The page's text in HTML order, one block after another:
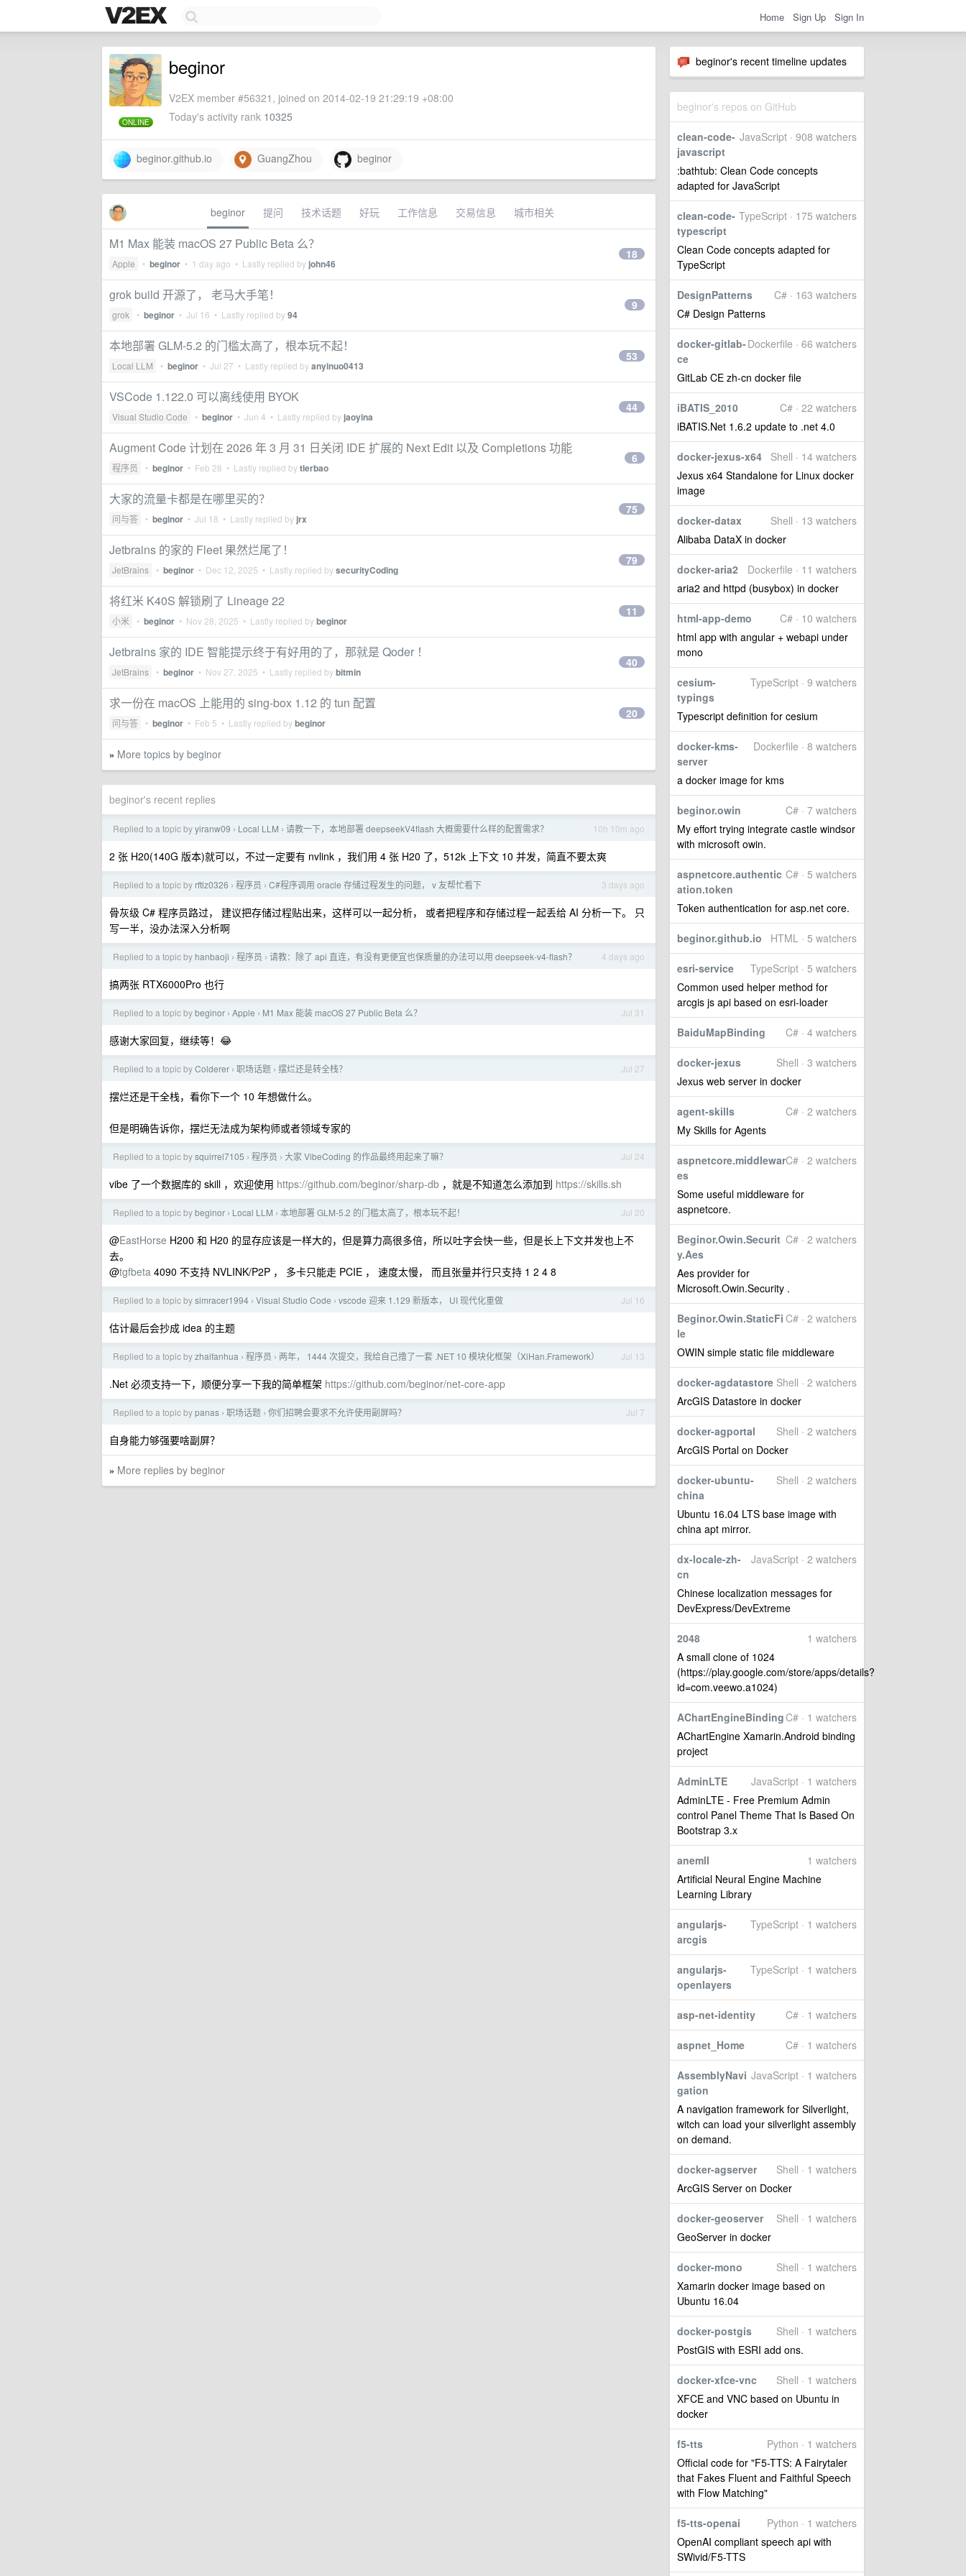
Home Sign Up Sign In
beginor's recent timeline updates
beginor's repos on GitHub
JavaScript · 908 watchers
clean-code-
javascript
:bathtub: Clean Code concepts
adapted for JavaScript
TypeScript · 175 watchers
clean-code-
typescript
Clean Code concepts adapted for
TypeScript
C# · 163 watchers
DesignPatterns
C# Design Patterns
Dockerfile · 66 watchers
docker-gitlab-
ce
GitLab CE zh-cn docker file
C# · 22 watchers
iBATIS_2010
iBATIS.Net 1.6.2 update to .net 4.0
Shell · 14 watchers
docker-jexus-x64
Jexus x64 Standalone for Linux docker
image
Shell · 13 watchers
docker-datax
Alibaba DataX in docker
Dockerfile · 11 watchers
docker-aria2
aria2 and httpd (busybox) in docker
C# · 10 watchers
html-app-demo
html app with angular + webapi under
mono
TypeScript · 9 watchers
cesium-
typings
Typescript definition for cesium
Dockerfile · 8 watchers
docker-kms-
server
a docker image for kms
C# · 7 watchers
beginor.owin
My effort trying integrate castle windsor
with microsoft owin.
C# · 5 watchers
aspnetcore.authentic
ation.token
Token authentication for asp.net core.
HTML · 5 watchers
beginor.github.io
TypeScript · 5 watchers
esri-service
Common used helper method for
arcgis js api based on esri-loader
C# · 4 watchers
BaiduMapBinding
Shell · 3 watchers
docker-jexus
Jexus web server in docker
C# · 2 watchers
agent-skills
My Skills for Agents
C# · 2 watchers
aspnetcore.middlewar
es
Some useful middleware for
aspnetcore.
C# · 2 watchers
Beginor.Owin.Securit
y.Aes
Aes provider for
Microsoft.Owin.Security .
C# · 2 watchers
Beginor.Owin.StaticFi
le
OWIN simple static file middleware
Shell · 2 watchers
docker-agdatastore
ArcGIS Datastore in docker
Shell · 2 watchers
docker-agportal
ArcGIS Portal on Docker
Shell · 2 watchers
docker-ubuntu-
china
Ubuntu 16.04 LTS base image with
china apt mirror.
JavaScript · 2 watchers
dx-locale-zh-
cn
Chinese localization messages for
DevExpress/DevExtreme
1 watchers
2048
A small clone of 1024
(https://play.google.com/store/apps/details?
id=com.veewo.a1024)
C# · 1 watchers
AChartEngineBinding
AChartEngine Xamarin.Android binding
project
JavaScript · 1 watchers
AdminLTE
AdminLTE - Free Premium Admin
control Panel Theme That Is Based On
Bootstrap 3.x
1 watchers
anemll
Artificial Neural Engine Machine
Learning Library
TypeScript · 1 watchers
angularjs-
arcgis
TypeScript · 1 watchers
angularjs-
openlayers
C# · 1 watchers
asp-net-identity
C# · 1 watchers
aspnet_Home
JavaScript · 1 watchers
AssemblyNavi
gation
A navigation framework for Silverlight,
witch can load your silverlight assembly
on demand.
Shell · 1 watchers
docker-agserver
ArcGIS Server on Docker
Shell · 1 watchers
docker-geoserver
GeoServer in docker
Shell · 1 watchers
docker-mono
Xamarin docker image based on
Ubuntu 16.04
Shell · 1 watchers
docker-postgis
PostGIS with ESRI add ons.
Shell · 1 watchers
docker-xfce-vnc
XFCE and VNC based on Ubuntu in
docker
Python · 1 watchers
f5-tts
Official code for "F5-TTS: A Fairytaler
that Fakes Fluent and Faithful Speech
with Flow Matching"
Python · 1 watchers
f5-tts-openai
OpenAI compliant speech api with
SWivid/F5-TTS
ONLINE
beginor
V2EX member #56321, joined on 2014-02-19 21:29:19 +08:00
Today's activity rank 10325
beginor.github.io GuangZhou beginor
beginor 提问 技术话题 好玩 工作信息 交易信息 城市相关
M1 Max 能装 macOS 27 Public Beta 么？
Apple • beginor • 1 day ago • Lastly replied by john46
18
grok build 开源了， 老马大手笔！
grok • beginor • Jul 16 • Lastly replied by94
9
本地部署 GLM-5.2 的门槛太高了，根本玩不起！
Local LLM • beginor • Jul 27 • Lastly replied byanyinuo0413
53
VSCode 1.122.0 可以离线使用 BYOK
Visual Studio Code • beginor • Jun 4 • Lastly replied by jaoyina
44
Augment Code 计划在 2026 年 3 月 31 日关闭 IDE 扩展的 Next Edit 以及 Completions 功能
程序员 • beginor • Feb 28 • Lastly replied bytlerbao
6
大家的流量卡都是在哪里买的？
问与答 • beginor • Jul 18 • Lastly replied by jrx
75
Jetbrains 的家的 Fleet 果然烂尾了！
JetBrains • beginor • Dec 12, 2025 • Lastly replied bysecurityCoding
79
将红米 K40S 解锁刷了 Lineage 22
小米 • beginor • Nov 28, 2025 • Lastly replied bybeginor
11
Jetbrains 家的 IDE 智能提示终于有好用的了，那就是 Qoder ！
JetBrains • beginor • Nov 27, 2025 • Lastly replied bybitmin
40
求一份在 macOS 上能用的 sing-box 1.12 的 tun 配置
问与答 • beginor • Feb 5 • Lastly replied bybeginor
20
» More topics by beginor
beginor's recent replies
10h 10m ago
Replied to a topic byyiranw09 › Local LLM › 请教一下，本地部署 deepseekV4flash 大概需要什么样的配置需求？
2 张 H20(140G 版本)就可以，不过一定要有 nvlink ，我们用 4 张 H20 了，512k 上下文 10 并发，简直不要太爽
3 days ago
Replied to a topic by rftlz0326 › 程序员 › C#程序调用 oracle 存储过程发生的问题， v 友帮忙看下
骨灰级 C# 程序员路过， 建议把存储过程贴出来，这样可以一起分析， 或者把程序和存储过程一起丢给 AI 分析一下。 只
写一半，没办法深入分析啊
4 days ago
Replied to a topic by hanbaoji › 程序员 › 请教：除了 api 直连，有没有更便宜也保质量的办法可以用 deepseek-v4-flash？
搞两张 RTX6000Pro 也行
Jul 31
Replied to a topic bybeginor › Apple › M1 Max 能装 macOS 27 Public Beta 么？
感谢大家回复，继续等！😂
Jul 27
Replied to a topic byColderer › 职场话题 › 摆烂还是转全栈？
摆烂还是干全栈，看你下一个 10 年想做什么。
但是明确告诉你，摆烂无法成为架构师或者领域专家的
Jul 24
Replied to a topic bysquirrel7105 › 程序员 › 大家 VibeCoding 的作品最终用起来了嘛？
vibe 了一个数据库的 skill ，欢迎使用 https://github.com/beginor/sharp-db ，就是不知道怎么添加到 https://skills.sh
Jul 20
Replied to a topic bybeginor › Local LLM › 本地部署 GLM-5.2 的门槛太高了，根本玩不起！
@EastHorse H200 和 H20 的显存应该是一样大的，但是算力高很多倍，所以吐字会快一些，但是长上下文并发也上不
去。
@tgfbeta 4090 不支持 NVLINK/P2P ， 多卡只能走 PCIE ， 速度太慢， 而且张量并行只支持 1 2 4 8
Jul 16
Replied to a topic bysimracer1994 › Visual Studio Code › vscode 迎来 1.129 新版本， UI 现代化重做
估计最后会抄成 idea 的主题
Jul 13
Replied to a topic byzhaifanhua › 程序员 › 两年， 1444 次提交，我给自己撸了一套 .NET 10 模块化框架（XiHan.Framework）
.Net 必须支持一下，顺便分享一下我的简单框架 https://github.com/beginor/net-core-app
Jul 7
Replied to a topic bypanas › 职场话题 › 你们招聘会要求不允许使用副屏吗？
自身能力够强要啥副屏？
» More replies by beginor